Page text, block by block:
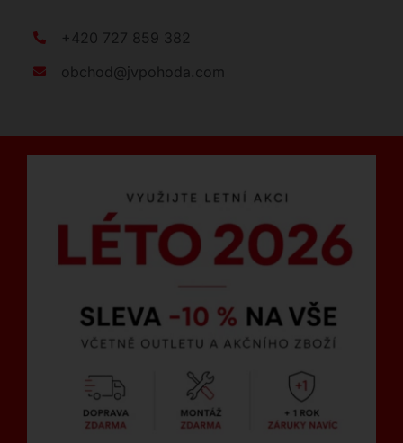
+420 727 859 382
obchod@jvpohoda.com